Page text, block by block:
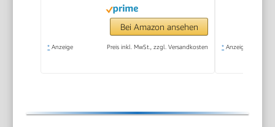
Plattform-
Kompatibilität und
abnehmbarem
Mikrofon mit
Bei Amazon ansehen
* Anzeige Preis inkl. MwSt., zzgl. Versandkosten * Anzeige